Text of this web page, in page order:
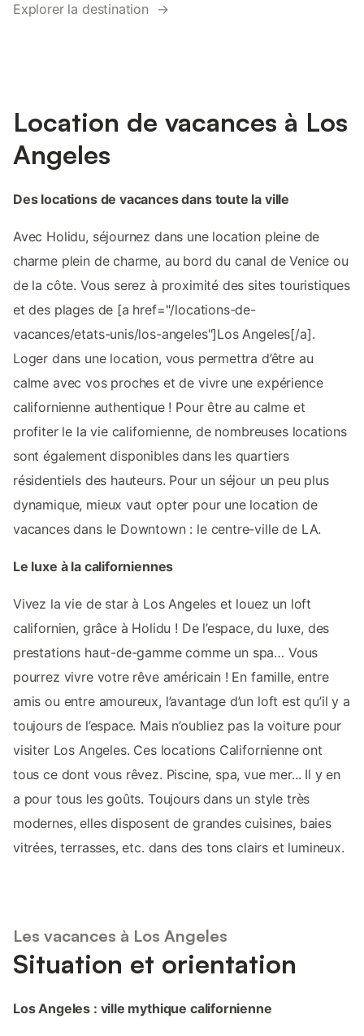
Explorer la destination →
Location de vacances à Los
Angeles
Des locations de vacances dans toute la ville
Avec Holidu, séjournez dans une location pleine de
charme plein de charme, au bord du canal de Venice ou
de la côte. Vous serez à proximité des sites touristiques
et des plages de [a href="/locations-de-
vacances/etats-unis/los-angeles"]Los Angeles[/a].
Loger dans une location, vous permettra d’être au
calme avec vos proches et de vivre une expérience
californienne authentique ! Pour être au calme et
profiter le la vie californienne, de nombreuses locations
sont également disponibles dans les quartiers
résidentiels des hauteurs. Pour un séjour un peu plus
dynamique, mieux vaut opter pour une location de
vacances dans le Downtown : le centre-ville de LA.
Le luxe à la californiennes
Vivez la vie de star à Los Angeles et louez un loft
californien, grâce à Holidu ! De l’espace, du luxe, des
prestations haut-de-gamme comme un spa… Vous
pourrez vivre votre rêve américain ! En famille, entre
amis ou entre amoureux, l’avantage d’un loft est qu’il y a
toujours de l’espace. Mais n’oubliez pas la voiture pour
visiter Los Angeles. Ces locations Californienne ont
tous ce dont vous rêvez. Piscine, spa, vue mer... Il y en
a pour tous les goûts. Toujours dans un style très
modernes, elles disposent de grandes cuisines, baies
vitrées, terrasses, etc. dans des tons clairs et lumineux.
Les vacances à Los Angeles
Situation et orientation
Los Angeles : ville mythique californienne